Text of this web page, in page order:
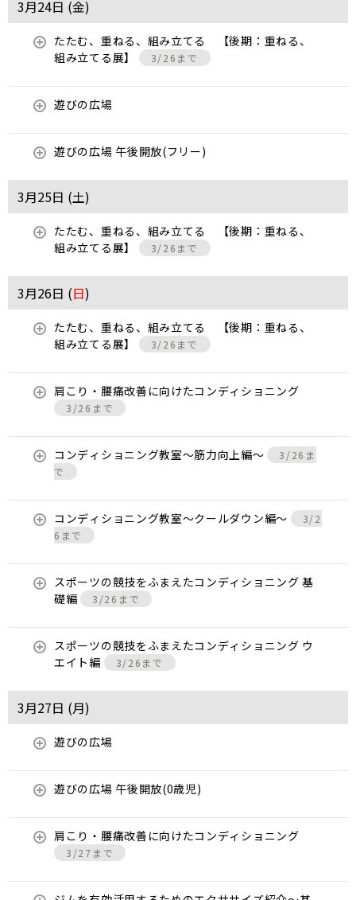
3月24日 (金)
たたむ、重ねる、組み立てる 【後期：重ねる、
組み立てる展】
3/26まで
遊びの広場
遊びの広場 午後開放(フリー)
3月25日 (土)
たたむ、重ねる、組み立てる 【後期：重ねる、
組み立てる展】
3/26まで
3月26日 (日)
たたむ、重ねる、組み立てる 【後期：重ねる、
組み立てる展】
3/26まで
肩こり・腰痛改善に向けたコンディショニング
3/26まで
コンディショニング教室〜筋力向上編〜
3/26ま
で
コンディショニング教室〜クールダウン編〜
3/2
6まで
スポーツの競技をふまえたコンディショニング 基
礎編
3/26まで
スポーツの競技をふまえたコンディショニング ウ
エイト編
3/26まで
3月27日 (月)
遊びの広場
遊びの広場 午後開放(0歳児)
肩こり・腰痛改善に向けたコンディショニング
3/27まで